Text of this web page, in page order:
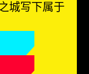
城写下属于